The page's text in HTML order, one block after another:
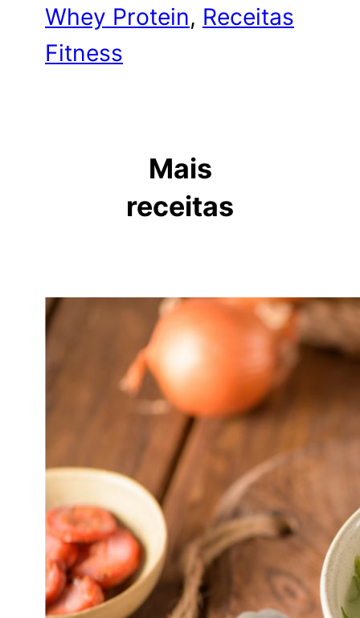
Whey Protein, Receitas
Fitness
Mais
receitas